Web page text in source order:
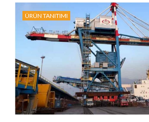
ÜRÜN TANITIMI